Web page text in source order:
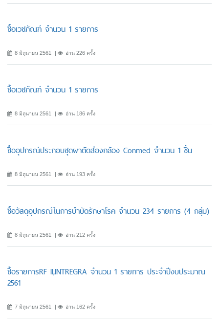
ซื้อเวชภัณฑ์ จำนวน 1 รายการ
8 มิถุนายน 2561 อ่าน 226 ครั้ง
ซื้อเวชภัณฑ์ จำนวน 1 รายการ
8 มิถุนายน 2561 อ่าน 186 ครั้ง
ซื้ออุปกรณ์ประกอบชุดผาตัดส่องกล้อง Conmed จำนวน 1 ชิ้น
8 มิถุนายน 2561 อ่าน 193 ครั้ง
ซื้อวัสดุอุปกรณ์ในการบำบัดรักษาโรค จำนวน 234 รายการ (4 กลุ่ม)
8 มิถุนายน 2561 อ่าน 212 ครั้ง
ซื้อรายการRF II,INTREGRA จำนวน 1 รายการ ประจำปีงบประมาณ
2561
7 มิถุนายน 2561 อ่าน 162 ครั้ง